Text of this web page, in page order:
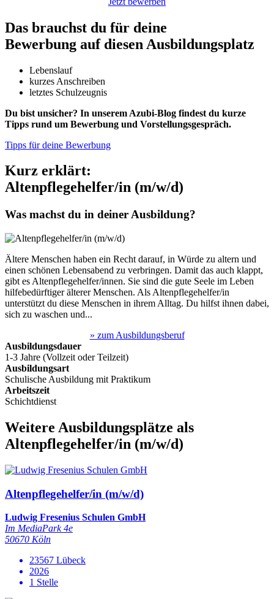
Das brauchst du für deine
Bewerbung auf diesen Ausbildungsplatz
Lebenslauf
kurzes Anschreiben
letztes Schulzeugnis
Du bist unsicher? In unserem Azubi-Blog findest du kurze
Tipps rund um Bewerbung und Vorstellungsgespräch.
Tipps für deine Bewerbung
Kurz erklärt:
Altenpflegehelfer/in (m/w/d)
Was machst du in deiner Ausbildung?
Ältere Menschen haben ein Recht darauf, in Würde zu altern und
einen schönen Lebensabend zu verbringen. Damit das auch klappt,
gibt es Altenpflegehelfer/innen. Sie sind die gute Seele im Leben
hilfebedürftiger älterer Menschen. Als Altenpflegehelfer/in
unterstützt du diese Menschen in ihrem Alltag. Du hilfst ihnen dabei,
sich zu waschen und...
» zum Ausbildungsberuf
Ausbildungsdauer
1-3 Jahre (Vollzeit oder Teilzeit)
Ausbildungsart
Schulische Ausbildung mit Praktikum
Arbeitszeit
Schichtdienst
Weitere Ausbildungsplätze als
Altenpflegehelfer/in (m/w/d)
Altenpflegehelfer/in (m/w/d)
Ludwig Fresenius Schulen GmbH
Im MediaPark 4e
50670 Köln
23567 Lübeck
2026
1 Stelle